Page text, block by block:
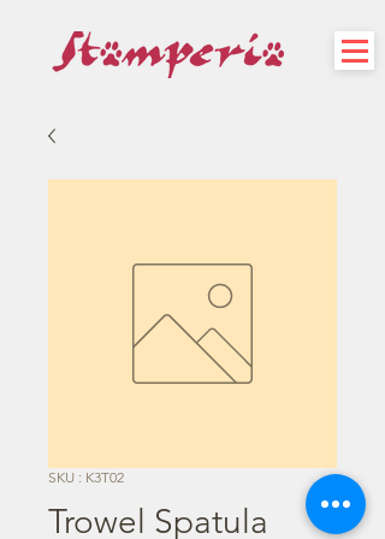
SKU : K3T02
Trowel Spatula